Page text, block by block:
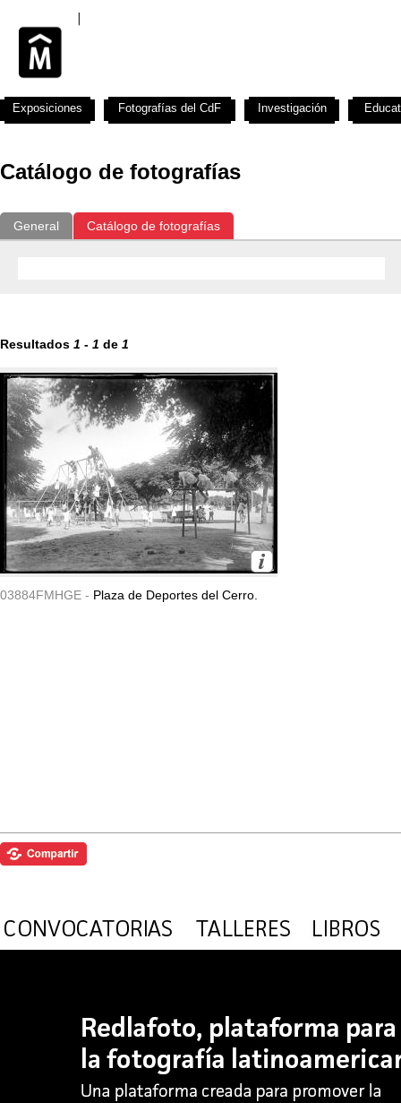
Catálogo de fotografías
General Catálogo de fotografías
Resultados 1 - 1 de 1
03884FMHGE - Plaza de Deportes del Cerro.
Exposiciones Fotografías del CdF Investigación